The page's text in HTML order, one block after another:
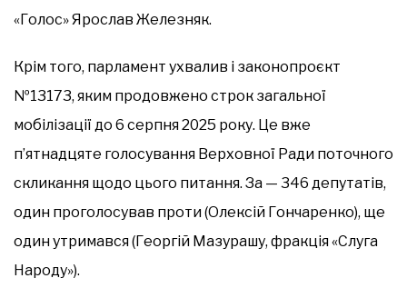
«Голос» Ярослав Железняк.
Крім того, парламент ухвалив і законопроєкт
№13173, яким продовжено строк загальної
мобілізації до 6 серпня 2025 року. Це вже
п’ятнадцяте голосування Верховної Ради поточного
скликання щодо цього питання. За — 346 депутатів,
один проголосував проти (Олексій Гончаренко), ще
один утримався (Георгій Мазурашу, фракція «Слуга
Народу»).